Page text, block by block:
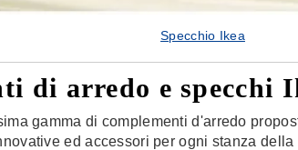
Specchio Ikea
di arredo e specchi
gamma di complementi d'arredo
ed accessori per ogni stanza